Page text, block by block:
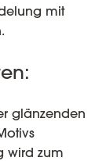
mit
glänzenden
wird zum